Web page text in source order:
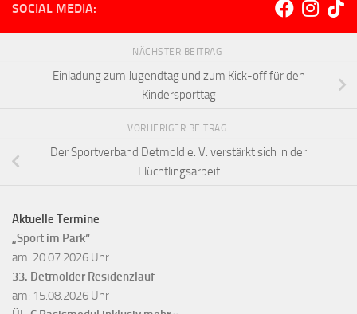
SOCIAL MEDIA:
NÄCHSTER BEITRAG
Einladung zum Jugendtag und zum Kick-off für den
Kindersporttag
VORHERIGER BEITRAG
Der Sportverband Detmold e. V. verstärkt sich in der
Flüchtlingsarbeit
Aktuelle Termine
„Sport im Park“
am: 20.07.2026 Uhr
33. Detmolder Residenzlauf
am: 15.08.2026 Uhr